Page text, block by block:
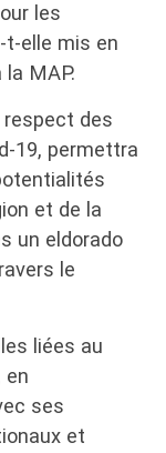
les
t-elle mis en
MAP.
respect des
19, permettra
et de la
un eldorado
le
liées au
en
ses
et